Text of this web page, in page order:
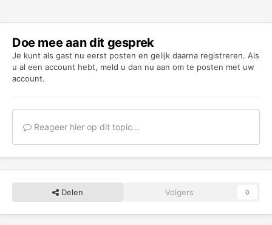
Doe mee aan dit gesprek
Je kunt als gast nu eerst posten en gelijk daarna registreren. Als
u al een account hebt, meld u dan nu aan om te posten met uw
account.
Reageer hier op dit topic...
Delen Volgers 0